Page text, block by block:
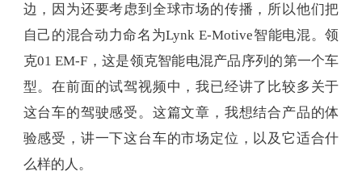
边，因为还要考虑到全球市场的传播，所以他们把
自己的混合动力命名为Lynk E-Motive智能电混。领
克01 EM-F，这是领克智能电混产品序列的第一个车
型。在前面的试驾视频中，我已经讲了比较多关于
这台车的驾驶感受。这篇文章，我想结合产品的体
验感受，讲一下这台车的市场定位，以及它适合什
么样的人。